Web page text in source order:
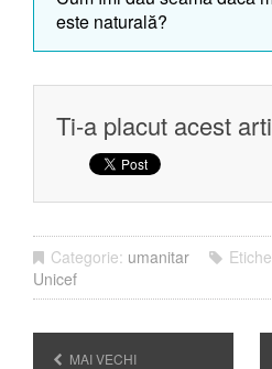
este naturală?
Ti-a placut acest
Categorie: umanitar
Unicef
MAI VECHI